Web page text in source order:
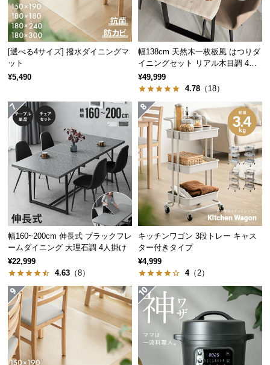
つ
い
て
証
つ
い
て
会
員
規
約
に
い
て
お
客
様
サ
[選べる4サイズ] 撥水ダイニングマ
ット
¥5,490
幅138cm 天然木一枚板風 はつりダ
イニングセット リアル木目調 4人
掛け チェア4脚セット
¥49,999
4.78 （18）
幅160~200cm 伸長式 ブラックフレ
ームダイニング 大理石調 4人掛け
¥22,999
4.63 （8）
キッチンワゴン 3段トレー キャス
ター付きタイプ
¥4,999
4（2）